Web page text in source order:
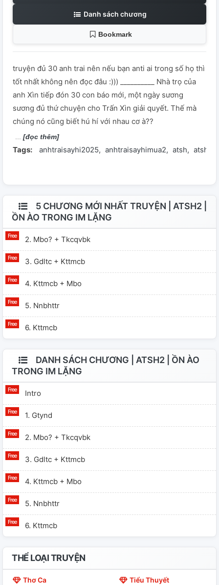
Danh sách chương
Bookmark
truyện đủ 30 anh trai nên nếu bạn anti ai trong số họ thì
tốt nhất không nên đọc đâu :))) __________ Nhà trọ của
anh Xìn tiếp đón 30 con báo mới, một ngày sương
sương đủ thứ chuyện cho Trấn Xìn giải quyết. Thế mà
chúng nó cũng biết hú hí với nhau cơ à??
[đọc thêm]
Tags: anhtraisayhi2025 anhtraisayhimua2 atsh atsh2
5 CHƯƠNG MỚI NHẤT TRUYỆN | ATSH2 |
ỒN ÀO TRONG IM LẶNG
2. Mbo? + Tkcqvbk
3. Gdltc + Kttmcb
4. Kttmcb + Mbo
5. Nnbhttr
6. Kttmcb
DANH SÁCH CHƯƠNG | ATSH2 | ỒN ÀO
TRONG IM LẶNG
Intro
1. Gtynd
2. Mbo? + Tkcqvbk
3. Gdltc + Kttmcb
4. Kttmcb + Mbo
5. Nnbhttr
6. Kttmcb
THỂ LOẠI TRUYỆN
Thơ Ca Tiểu Thuyết